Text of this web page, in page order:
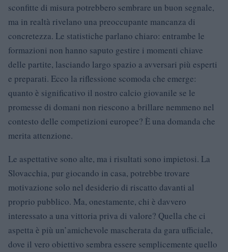
sconfitte di misura potrebbero sembrare un buon segnale,
ma in realtà rivelano una preoccupante mancanza di
concretezza. Le statistiche parlano chiaro: entrambe le
formazioni non hanno saputo gestire i momenti chiave
delle partite, lasciando largo spazio a avversari più esperti
e preparati. Ecco la riflessione scomoda che emerge:
quanto è significativo il nostro calcio giovanile se le
promesse di domani non riescono a brillare nemmeno nel
contesto delle competizioni europee? È una domanda che
merita attenzione.
Le aspettative sono alte, ma i risultati sono impietosi. La
Slovacchia, pur giocando in casa, potrebbe trovare
motivazione solo nel desiderio di riscatto davanti al
proprio pubblico. Ma, onestamente, chi è davvero
interessato a una vittoria priva di valore? Quella che ci
aspetta è più un’amichevole mascherata da gara ufficiale,
dove il vero obiettivo sembra essere semplicemente quello